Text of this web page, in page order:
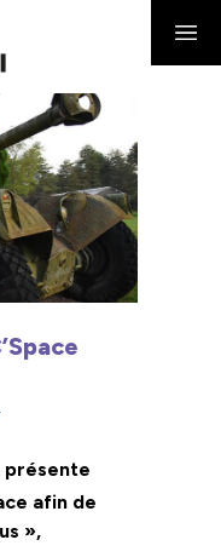
présente
afin de
»,